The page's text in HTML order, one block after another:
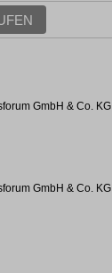
GmbH & Co. KG
GmbH & Co. KG